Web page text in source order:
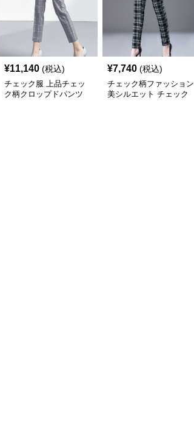
¥11,140 (税込)
チェック服 上品チェッ
ク柄クロップドパンツ
¥7,740 (税込)
チェック柄ファッション
美シルエット チェック